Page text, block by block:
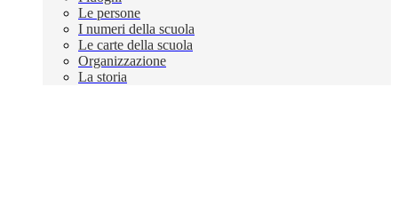
Le persone
I numeri della scuola
Le carte della scuola
Organizzazione
La storia